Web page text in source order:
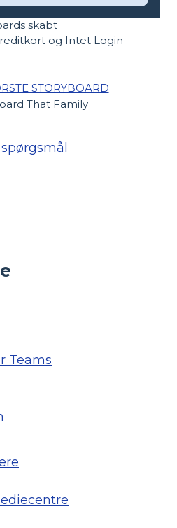
skabt
og Intet Login
STORYBOARD
Teams